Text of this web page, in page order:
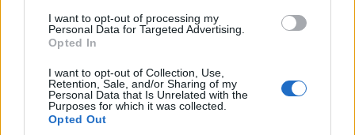
I want to opt-out of processing my
Personal Data for Targeted Advertising.
Opted In
I want to opt-out of Collection, Use,
Retention, Sale, and/or Sharing of my
Personal Data that Is Unrelated with the
Purposes for which it was collected.
Opted Out
Vizsgáznak a pedagógusok: ezek a
legkeresettebb tanári állások
Székelyföldön